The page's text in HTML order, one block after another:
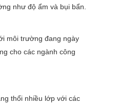
như độ ẩm và bụi bẩn.
môi trường đang ngày
cho các ngành công
thổi nhiều lớp với các